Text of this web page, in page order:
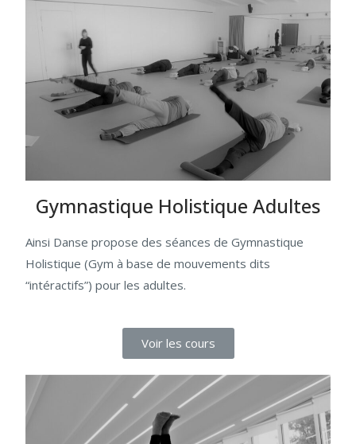
Gymnastique Holistique Adultes
Ainsi Danse propose des séances de Gymnastique
Holistique (Gym à base de mouvements dits
“intéractifs”) pour les adultes.
Voir les cours